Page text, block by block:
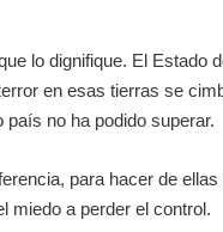
lo dignifique. El Estado
en esas tierras se
no ha podido superar.
para hacer de
miedo a perder el control.